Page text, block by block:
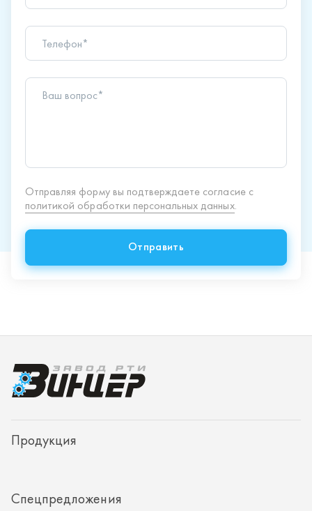
Телефон*
Ваш вопрос*
Отправляя форму вы подтверждаете согласие с
политикой обработки персональных данных
Спецпредложения
Доставка и оплата